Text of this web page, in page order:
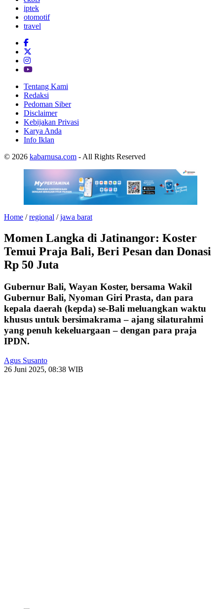
iptek
otomotif
travel
Tentang Kami
Redaksi
Pedoman Siber
Disclaimer
Kebijakan Privasi
Karya Anda
Info Iklan
© 2026 kabarnusa.com - All Rights Reserved
Home /regional /jawa barat
Momen Langka di Jatinangor: Koster
Temui Praja Bali, Beri Pesan dan Donasi
Rp 50 Juta
Gubernur Bali, Wayan Koster, bersama Wakil
Gubernur Bali, Nyoman Giri Prasta, dan para
kepala daerah (kepda) se-Bali meluangkan waktu
khusus untuk bersimakrama – ajang silaturahmi
yang penuh kekeluargaan – dengan para praja
IPDN.
Agus Susanto
26 Juni 2025, 08:38 WIB